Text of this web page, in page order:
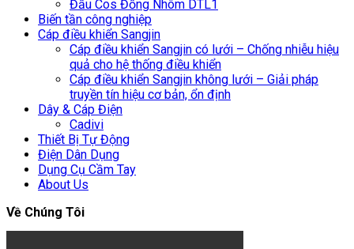
Đầu Cos Đồng Nhôm DTL1
Biến tần công nghiệp
Cáp điều khiển Sangjin
Cáp điều khiển Sangjin có lưới – Chống nhiễu hiệu
quả cho hệ thống điều khiển
Cáp điều khiển Sangjin không lưới – Giải pháp
truyền tín hiệu cơ bản, ổn định
Dây & Cáp Điện
Cadivi
Thiết Bị Tự Động
Điện Dân Dụng
Dụng Cụ Cầm Tay
About Us
Về Chúng Tôi